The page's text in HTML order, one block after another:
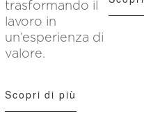
trasformando il
lavoro in
un’esperienza di
valore.
Scopri di più